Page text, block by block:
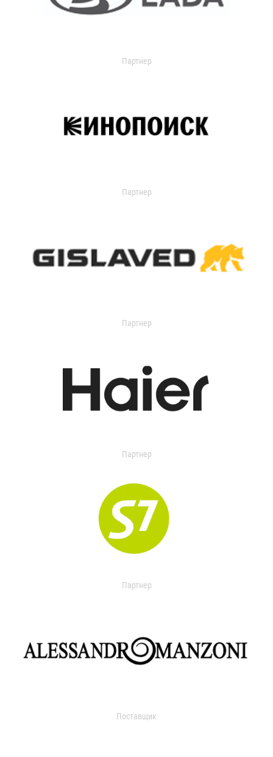
Партнер
Партнер
Партнер
Партнер
Партнер
Поставщик